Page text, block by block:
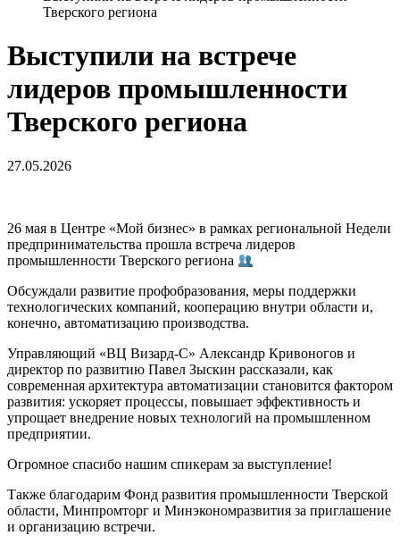
Тверского региона
Выступили на встрече
лидеров промышленности
Тверского региона
27.05.2026
26 мая в Центре «Мой бизнес» в рамках региональной Недели
предпринимательства прошла встреча лидеров
промышленности Тверского региона
Обсуждали развитие профобразования, меры поддержки
технологических компаний, кооперацию внутри области и,
конечно, автоматизацию производства.
Управляющий «ВЦ Визард-С» Александр Кривоногов и
директор по развитию Павел Зыскин рассказали, как
современная архитектура автоматизации становится фактором
развития: ускоряет процессы, повышает эффективность и
упрощает внедрение новых технологий на промышленном
предприятии.
Огромное спасибо нашим спикерам за выступление!
Также благодарим Фонд развития промышленности Тверской
области, Минпромторг и Минэкономразвития за приглашение
и организацию встречи.